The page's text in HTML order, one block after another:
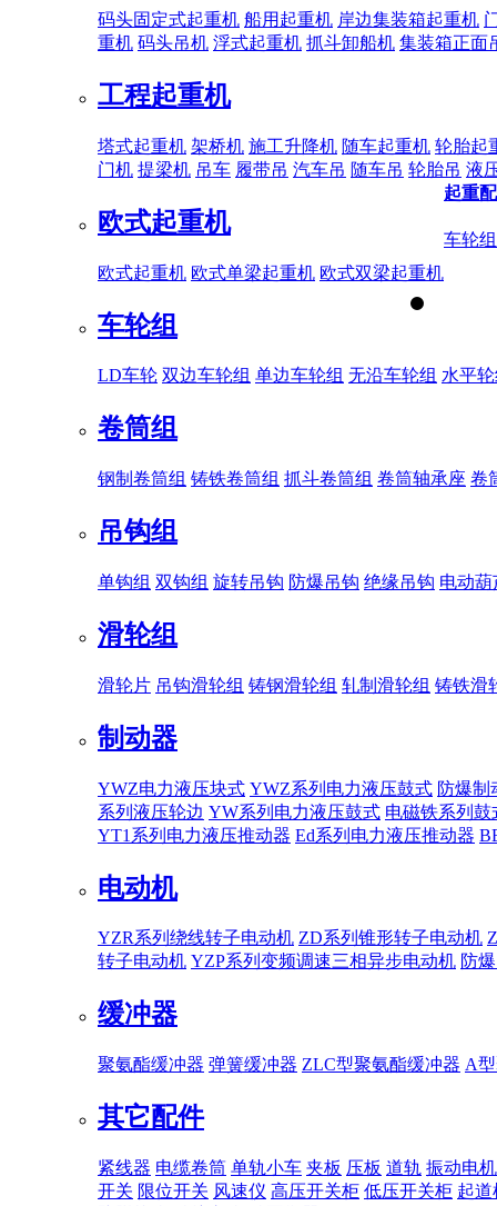
码头固定式起重机 船用起重机 岸边集装箱起重机
重机 码头吊机 浮式起重机 抓斗卸船机 集装箱正面
工程起重机
塔式起重机 架桥机 施工升降机 随车起重机 轮胎起
门机 提梁机 吊车 履带吊 汽车吊 随车吊 轮胎吊 液
欧式起重机
欧式起重机 欧式单梁起重机 欧式双梁起重机
起重
车轮组
车轮组
LD车轮 双边车轮组 单边车轮组 无沿车轮组 水平
卷筒组
钢制卷筒组 铸铁卷筒组 抓斗卷筒组 卷筒轴承座 卷
吊钩组
单钩组 双钩组 旋转吊钩 防爆吊钩 绝缘吊钩 电动
滑轮组
滑轮片 吊钩滑轮组 铸钢滑轮组 轧制滑轮组 铸铁滑
制动器
YWZ电力液压块式 YWZ系列电力液压鼓式 防爆制
系列液压轮边 YW系列电力液压鼓式 电磁铁系列鼓
YT1系列电力液压推动器 Ed系列电力液压推动器
电动机
YZR系列绕线转子电动机 ZD系列锥形转子电动机
转子电动机 YZP系列变频调速三相异步电动机 防
缓冲器
聚氨酯缓冲器 弹簧缓冲器 ZLC型聚氨酯缓冲器 A
其它配件
紧线器 电缆卷筒 单轨小车 夹板 压板 道轨 振动电机
开关 限位开关 风速仪 高压开关柜 低压开关柜 起道